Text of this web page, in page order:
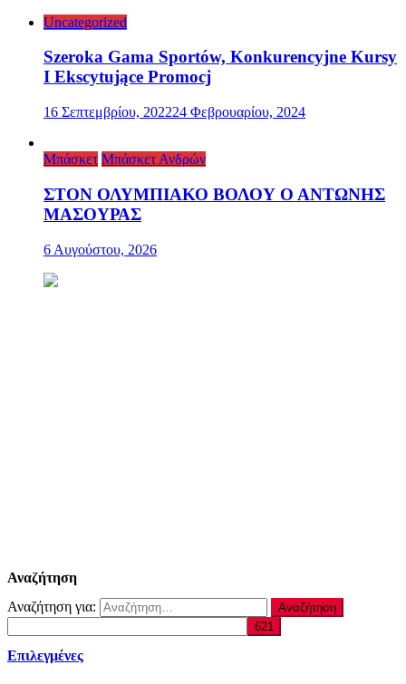
Uncategorized
Szeroka Gama Sportów, Konkurencyjne Kursy
I Ekscytujące Promocj
16 Σεπτεμβρίου, 202224 Φεβρουαρίου, 2024
Μπάσκετ Μπάσκετ Ανδρών
ΣΤΟΝ ΟΛΥΜΠΙΑΚΟ ΒΟΛΟΥ Ο ΑΝΤΩΝΗΣ
ΜΑΣΟΥΡΑΣ
6 Αυγούστου, 2026
Αναζήτηση
Αναζήτηση για:
Επιλεγμένες